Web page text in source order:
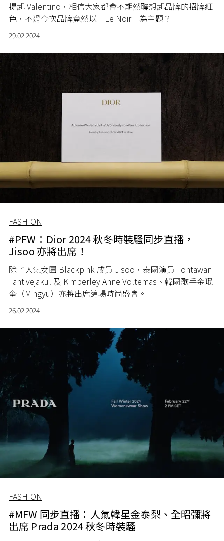
提起 Valentino，相信大家都會不期然聯想起品牌的招牌紅
色，不過今次品牌竟然以「Le Noir」為主題？
29.02.2024
FASHION
#PFW：Dior 2024 秋冬時裝騷同步直播，
Jisoo 亦將出席！
除了人氣女團 Blackpink 成員 Jisoo，泰國演員 Tontawan
Tantivejakul 及 Kimberley Anne Voltemas、韓國歌手金珉
奎（Mingyu）亦將出席這場時尚盛會。
26.02.2024
FASHION
#MFW 同步直播：人氣韓星金泰梨、全昭彌將
出席 Prada 2024 秋冬時裝騷